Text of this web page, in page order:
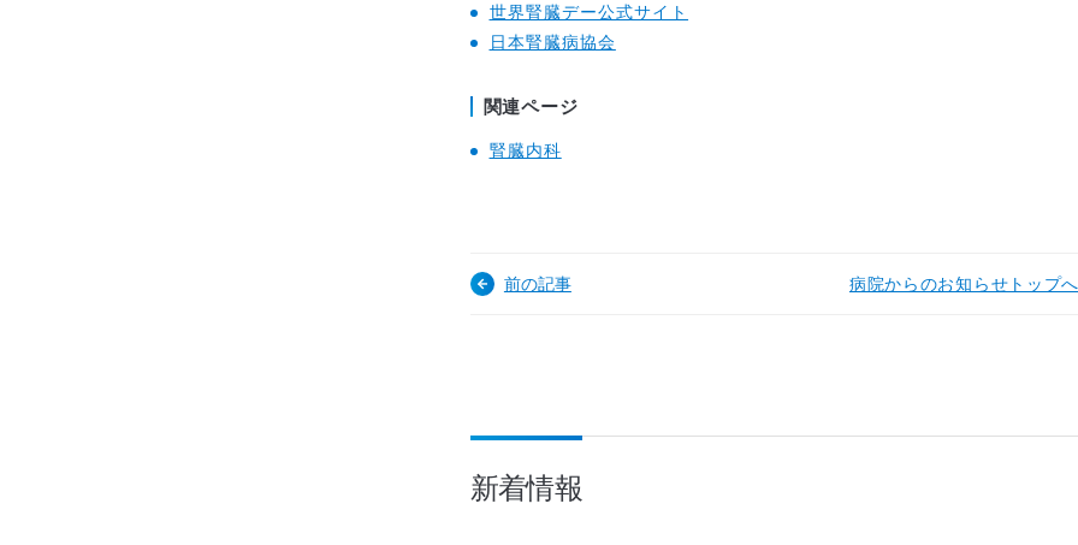
世界腎臓デー公式サイト
日本腎臓病協会
関連ページ
腎臓内科
前の記事 病院からのお知らせトップ
新着情報